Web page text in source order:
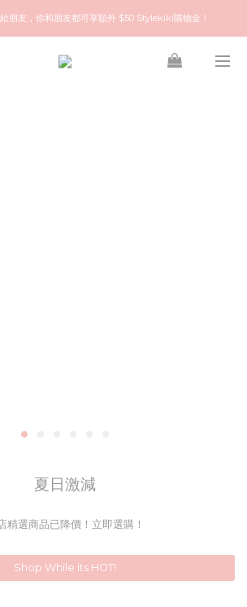
旅！你可信賴的名牌中古店！優質保健美容產品推薦！
朋友，你和朋友都可享額外 $50 Stylekiki購物金！
旅！你可信賴的名牌中古店！優質保健美容產品推薦！
夏日激減
精選商品已降價！立即選購！
Shop While its HOT!